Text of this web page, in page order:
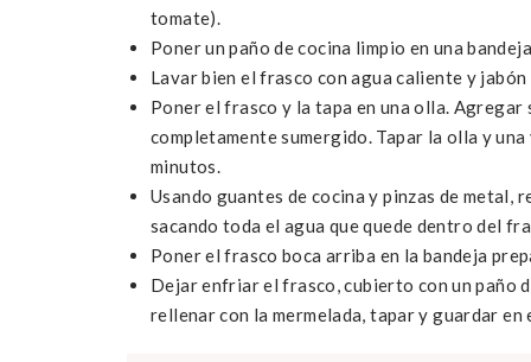
tomate).
Poner un paño de cocina limpio en una
Lavar bien el frasco con agua caliente y
Poner el frasco y la tapa en una olla.
completamente sumergido. Tapar la olla y
minutos.
Usando guantes de cocina y pinzas de metal,
sacando toda el agua que quede dentro del
Poner el frasco boca arriba en la bandeja
Dejar enfriar el frasco, cubierto con un paño
rellenar con la mermelada, tapar y guardar